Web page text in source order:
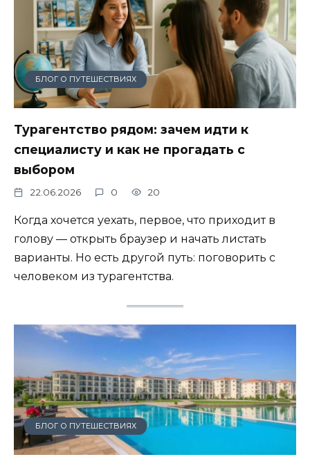
БЛОГ О ПУТЕШЕСТВИЯХ
Турагентство рядом: зачем идти к
специалисту и как не прогадать с
выбором
22.06.2026 0 20
Когда хочется уехать, первое, что приходит в
голову — открыть браузер и начать листать
варианты. Но есть другой путь: поговорить с
человеком из турагентства.
БЛОГ О ПУТЕШЕСТВИЯХ